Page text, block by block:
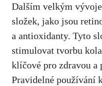
Dalším velkým
složek, jako jsou
a antioxidanty. Tyto⁢
stimulovat tvorbu
klíčové pro zdravou a
Pravidelné používání